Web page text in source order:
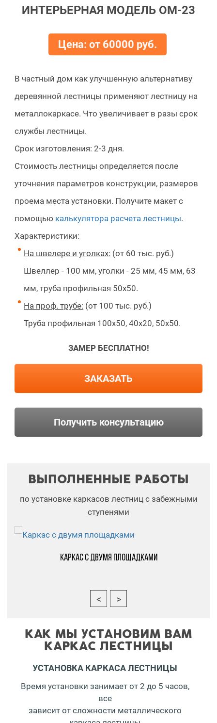
ИНТЕРЬЕРНАЯ МОДЕЛЬ ОМ-23
Цена: от 60000 руб.
В частный дом как улучшенную альтернативу
деревянной лестницы применяют лестницу на
металлокаркасе. Что увеличивает в разы срок
службы лестницы.
Срок изготовления: 2-3 дня.
Стоимость лестницы определяется после
уточнения параметров конструкции, размеров
проема места установки. Получите макет с
помощью калькулятора расчета лестницы.
Характеристики:
На швелере и уголках: (от 60 тыс. руб.)
Швеллер - 100 мм, уголки - 25 мм, 45 мм, 63
мм, труба профильная 50х50.
На проф. трубе: (от 100 тыс. руб.)
Труба профильная 100х50, 40х20, 50х50.
ЗАМЕР БЕСПЛАТНО!
ЗАКАЗАТЬ
Получить консультацию
ВЫПОЛНЕННЫЕ РАБОТЫ
по установке каркасов лестниц с забежными
ступенями
Каркас с двумя площадками
КАК МЫ УСТАНОВИМ ВАМ
КАРКАС ЛЕСТНИЦЫ
УСТАНОВКА КАРКАСА ЛЕСТНИЦЫ
Время установки занимает от 2 до 5 часов,
все
зависит от сложности металлического